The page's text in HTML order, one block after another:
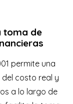
toma de
permite una
costo real y
a lo largo de